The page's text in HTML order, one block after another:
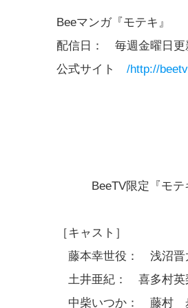
Beeマンガ『モテキ』
配信日： 毎週金曜日
公式サイト /http://
BeeTV限定『モテキ
［キャスト］
藤本幸世役： 浅沼晋
土井亜紀： 喜多村英
中柴いつか： 藤村